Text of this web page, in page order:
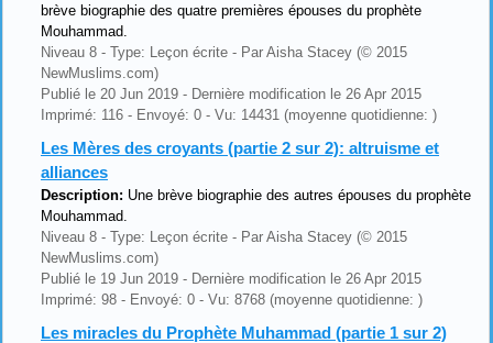
brève biographie des quatre premières épouses du prophète
Mouhammad.
Niveau 8 - Type: Leçon écrite - Par Aisha Stacey (© 2015
NewMuslims.com)
Publié le 20 Jun 2019 - Dernière modification le 26 Apr 2015
Imprimé: 116 - Envoyé: 0 - Vu: 14431 (moyenne quotidienne: )
Les Mères des croyants (partie 2 sur 2): altruisme et
alliances
Description: Une brève biographie des autres épouses du prophète
Mouhammad.
Niveau 8 - Type: Leçon écrite - Par Aisha Stacey (© 2015
NewMuslims.com)
Publié le 19 Jun 2019 - Dernière modification le 26 Apr 2015
Imprimé: 98 - Envoyé: 0 - Vu: 8768 (moyenne quotidienne: )
Les miracles du Prophète Muhammad (partie 1 sur 2)